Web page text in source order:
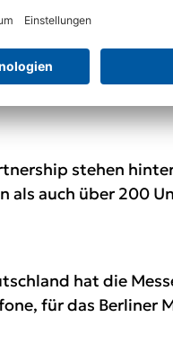
Sie alle
stehen
als auch über 200
hat die
für das Berliner